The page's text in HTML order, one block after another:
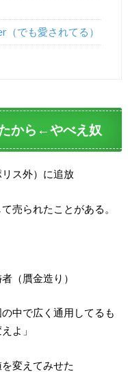
（でも愛されてる）
から←やべえ奴
ス外）に追放
売られたことがある。
（贋金造り）
中で広く通用してるも
よ」
変えてみせた